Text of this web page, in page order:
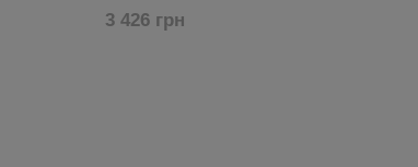
3 426 грн